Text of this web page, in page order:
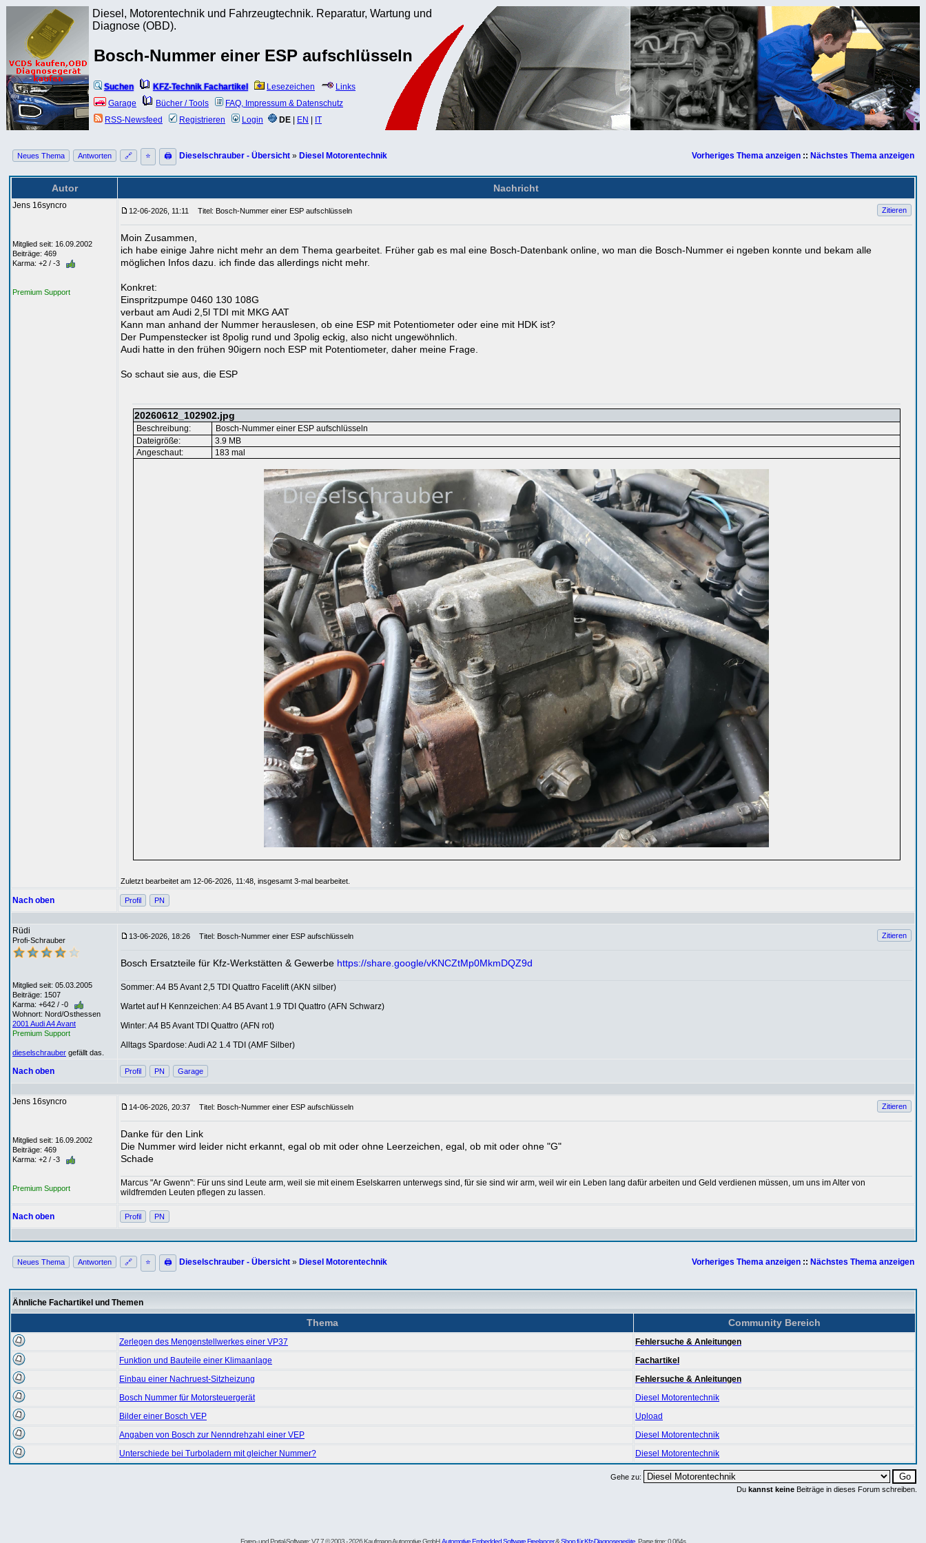
Diesel, Motorentechnik und Fahrzeugtechnik. Reparatur, Wartung und
Diagnose (OBD).
Bosch-Nummer einer ESP aufschlüsseln
Suchen KFZ-Technik Fachartikel Lesezeichen
Links
Garage
Bücher / Tools
FAQ, Impressum & Datenschutz
RSS-Newsfeed
Registrieren Login DE EN IT
Neues Thema Antworten 🔗 ⭐ 🖨 Dieselschrauber - Übersicht » Diesel Motorentechnik Vorheriges Thema anzeigen :: Nächstes Thema anzeigen
Autor Nachricht
Jens 16syncro
Mitglied seit: 16.09.2002
Beiträge: 469
Karma: +2 / -3
Premium Support
12-06-2026, 11:11 Titel: Bosch-Nummer einer ESP aufschlüsseln Zitieren
Moin Zusammen,
ich habe einige Jahre nicht mehr an dem Thema gearbeitet. Früher gab es mal eine Bosch-Datenbank online, wo man die Bosch-Nummer ei ngeben konnte und bekam alle
möglichen Infos dazu. ich finde das allerdings nicht mehr.
Konkret:
Einspritzpumpe 0460 130 108G
verbaut am Audi 2,5l TDI mit MKG AAT
Kann man anhand der Nummer herauslesen, ob eine ESP mit Potentiometer oder eine mit HDK ist?
Der Pumpenstecker ist 8polig rund und 3polig eckig, also nicht ungewöhnlich.
Audi hatte in den frühen 90igern noch ESP mit Potentiometer, daher meine Frage.
So schaut sie aus, die ESP
20260612_102902.jpg
Beschreibung:
Bosch-Nummer einer ESP aufschlüsseln
Dateigröße:
3.9 MB
Angeschaut:
183 mal
Zuletzt bearbeitet am 12-06-2026, 11:48, insgesamt 3-mal bearbeitet.
Nach oben Profil PN
Rüdi
Profi-Schrauber
Mitglied seit: 05.03.2005
Beiträge: 1507
Karma: +642 / -0
Wohnort: Nord/Osthessen
2001 Audi A4 Avant
Premium Support
dieselschrauber gefällt das.
13-06-2026, 18:26 Titel: Bosch-Nummer einer ESP aufschlüsseln Zitieren
Bosch Ersatzteile für Kfz-Werkstätten & Gewerbe https://share.google/vKNCZtMp0MkmDQZ9d
Sommer: A4 B5 Avant 2,5 TDI Quattro Facelift (AKN silber)
Wartet auf H Kennzeichen: A4 B5 Avant 1.9 TDI Quattro (AFN Schwarz)
Winter: A4 B5 Avant TDI Quattro (AFN rot)
Alltags Spardose: Audi A2 1.4 TDI (AMF Silber)
Nach oben Profil PN Garage
Jens 16syncro
Mitglied seit: 16.09.2002
Beiträge: 469
Karma: +2 / -3
Premium Support
14-06-2026, 20:37 Titel: Bosch-Nummer einer ESP aufschlüsseln Zitieren
Danke für den Link
Die Nummer wird leider nicht erkannt, egal ob mit oder ohne Leerzeichen, egal, ob mit oder ohne "G"
Schade
Marcus "Ar Gwenn": Für uns sind Leute arm, weil sie mit einem Eselskarren unterwegs sind, für sie sind wir arm, weil wir ein Leben lang dafür arbeiten und Geld verdienen müssen, um uns im Alter von
wildfremden Leuten pflegen zu lassen.
Nach oben Profil PN
Neues Thema Antworten 🔗 ⭐ 🖨 Dieselschrauber - Übersicht » Diesel Motorentechnik Vorheriges Thema anzeigen :: Nächstes Thema anzeigen
Ähnliche Fachartikel und Themen
Thema Community Bereich
Zerlegen des Mengenstellwerkes einer VP37
Fehlersuche & Anleitungen
Funktion und Bauteile einer Klimaanlage
Fachartikel
Einbau einer Nachruest-Sitzheizung
Fehlersuche & Anleitungen
Bosch Nummer für Motorsteuergerät
Diesel Motorentechnik
Bilder einer Bosch VEP
Upload
Angaben von Bosch zur Nenndrehzahl einer VEP
Diesel Motorentechnik
Unterschiede bei Turboladern mit gleicher Nummer?
Diesel Motorentechnik
Gehe zu:
Du kannst keine Beiträge in dieses Forum schreiben.
Foren- und Portal-Software: V7.7 © 2003 - 2026 Kaufmann Automotive GmbH,Automotive Embedded Software Freelancer&Shop für Kfz-Diagnosegeräte . Parse time: 0,064s